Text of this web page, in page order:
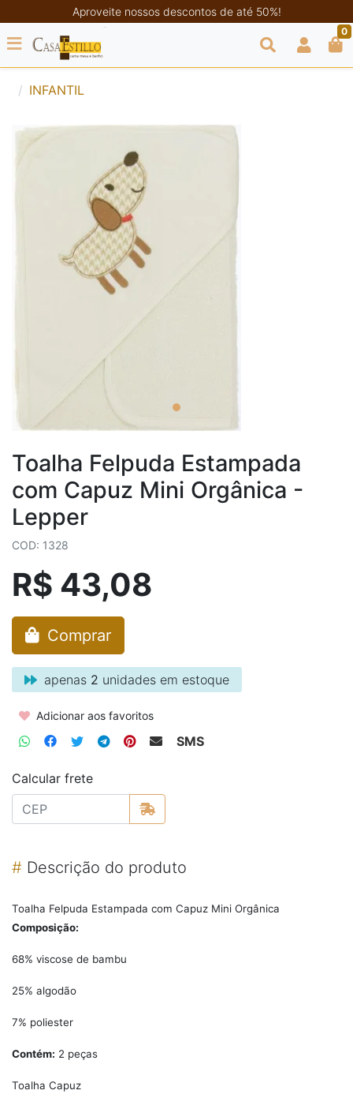
Aproveite nossos descontos de até 50%!
0
INFANTIL
Toalha Felpuda Estampada
com Capuz Mini Orgânica -
Lepper
COD: 1328
R$ 43,08
Comprar
apenas 2 unidades em estoque
Adicionar aos favoritos
SMS
Calcular frete
# Descrição do produto
Toalha Felpuda Estampada com Capuz Mini Orgânica
Composição:
68% viscose de bambu
25% algodão
7% poliester
Contém: 2 peças
Toalha Capuz